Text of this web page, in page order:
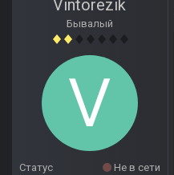
Vintorezik
Бывалый
Статус
Не в сети